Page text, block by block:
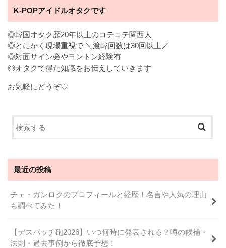
K-POPアイドルオタクです
◎韓国オタク歴20年以上のコテコテ関西人
◎とにかく現場重視で ＼渡韓回数は30回以上／
◎対面サイン会やヨントン経験有
◎オタクで得た知識をお伝えしていきます
お気軽にどうぞ♡
最近の投稿
チェ・ガンロクのプロフィールと経歴！名言や人気の理由
も調べてみた！
【デスパッチ砲2026】いつ何時に発表される？噂の候補・
法則・過去事例から徹底予想！